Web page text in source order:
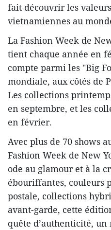
fait découvrir les
vietnamiennes au
La Fashion Week de
tient chaque année en
compte parmi les "Big
mondiale, aux côtés de
Les collections
en septembre, et les
en février.
Avec plus de 70 shows
Fashion Week de New
ode au glamour et à la
ébouriffantes, couleurs
postale, collections
avant-garde, cette
quête d’authenticité,